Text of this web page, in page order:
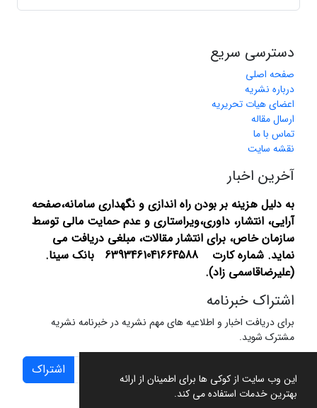
این وب سایت از کوکی ها برای اطمینان از ارائه
بهترین خدمات استفاده می کند.
دسترسی سریع
صفحه اصلی
درباره نشریه
اعضای هیات تحریریه
ارسال مقاله
تماس با ما
نقشه سایت
آخرین اخبار
به دلیل هزینه بر بودن راه اندازی و نگهداری سامانه،صفحه
آرایی، انتشار، داوری،ویراستاری و عدم حمایت مالی توسط
سازمان خاص، برای انتشار مقالات، مبلغی دریافت می
نماید.
شماره کارت 6393461041664588 بانک سینا.
(علیرضاقاسمی زاد).
اشتراک خبرنامه
برای دریافت اخبار و اطلاعیه های مهم نشریه در خبرنامه نشریه
مشترک شوید.
اشتراک